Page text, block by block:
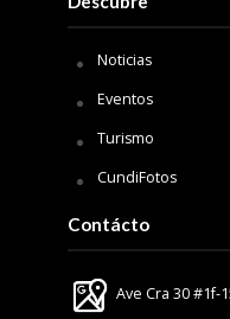
Noticias
Eventos
Turismo
CundiFotos
Contácto
Ave Cra 30 #1f-